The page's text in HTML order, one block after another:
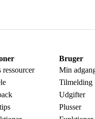
ressourcer
Bruger
Min
Tilmelding
Udgifter
Plusser